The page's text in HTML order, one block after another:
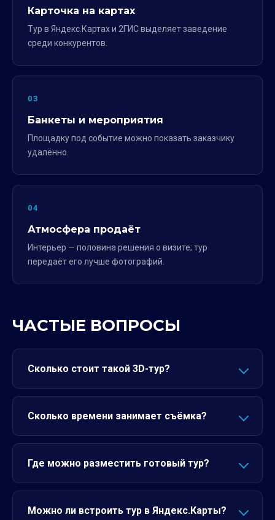
Карточка на картах
Тур в Яндекс.Картах и 2ГИС выделяет заведение
среди конкурентов.
03
Банкеты и мероприятия
Площадку под событие можно показать заказчику
удалённо.
04
Атмосфера продаёт
Интерьер — половина решения о визите; тур
передаёт его лучше фотографий.
ЧАСТЫЕ ВОПРОСЫ
Сколько стоит такой 3D-тур?
Сколько времени занимает съёмка?
Где можно разместить готовый тур?
Можно ли встроить тур в Яндекс.Карты?